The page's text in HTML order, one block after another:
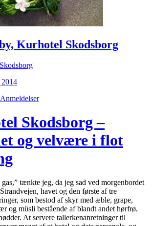
Kurhotel Skodsborg
Anmeldelser
Skodsborg –
og velvære i flot
tænkte jeg, da jeg sad ved morgenbordet
havet og den første af tre
som bestod af skyr med æble, grape,
og müsli bestående af blandt andet hørfrø,
At servere tallerkenanretninger til